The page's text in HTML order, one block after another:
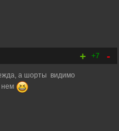
+ +7 -
а шорты видимо
нем